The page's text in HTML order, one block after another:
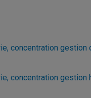
concentration gestion
concentration gestion